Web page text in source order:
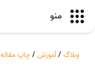
منو
وبلاگ /آموزش /چاپ مقاله